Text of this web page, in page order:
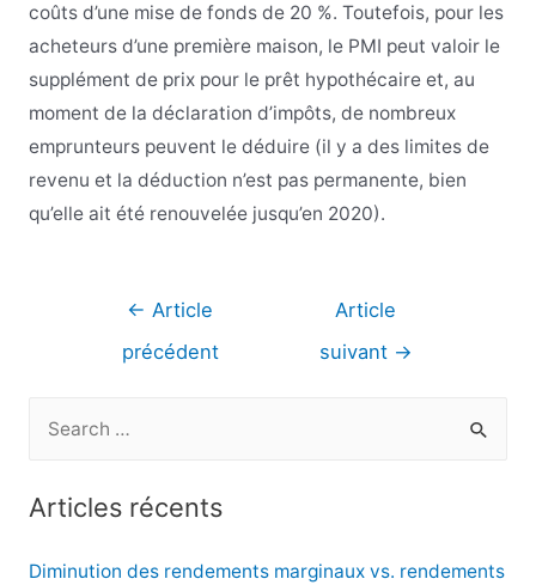
coûts d’une mise de fonds de 20 %. Toutefois, pour les
acheteurs d’une première maison, le PMI peut valoir le
supplément de prix pour le prêt hypothécaire et, au
moment de la déclaration d’impôts, de nombreux
emprunteurs peuvent le déduire (il y a des limites de
revenu et la déduction n’est pas permanente, bien
qu’elle ait été renouvelée jusqu’en 2020).
Navigation
l’article
← Article
précédent
Article
suivant →
e
Articles récents
Diminution des rendements marginaux vs. rendements